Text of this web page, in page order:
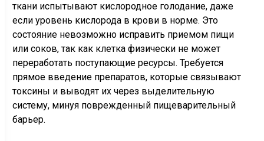
ткани испытывают кислородное голодание, даже
если уровень кислорода в крови в норме. Это
состояние невозможно исправить приемом пищи
или соков, так как клетка физически не может
переработать поступающие ресурсы. Требуется
прямое введение препаратов, которые связывают
токсины и выводят их через выделительную
систему, минуя поврежденный пищеварительный
барьер.